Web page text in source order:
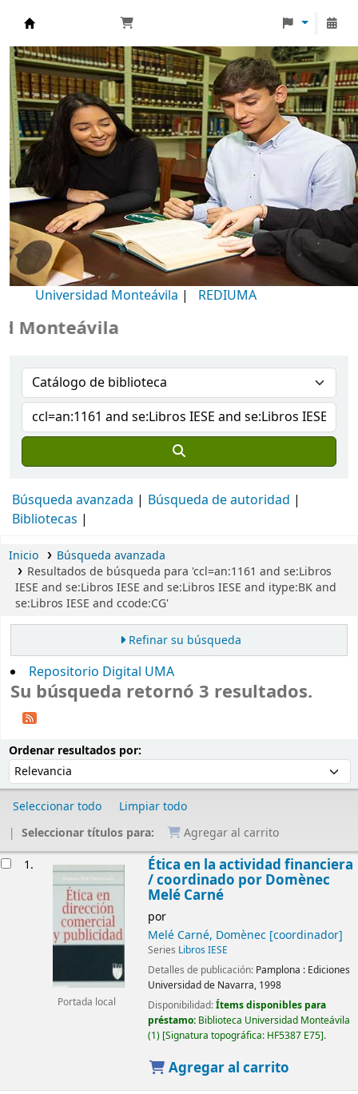
Biblioteca Universidad Monteávila
Universidad Monteávila | REDIUMA
Búsqueda avanzada
Búsqueda de autoridad
Bibliotecas
Inicio
Búsqueda avanzada
Resultados de búsqueda para 'ccl=an:1161 and se:Libros
IESE and se:Libros IESE and se:Libros IESE and itype:BK and
se:Libros IESE and ccode:CG'
Refinar su búsqueda
Repositorio Digital UMA
Su búsqueda retornó 3 resultados.
Ordenar resultados por:
Seleccionar todo
Limpiar todo
Seleccionar títulos para:
Agregar al carrito
1.
Portada local
Ética en la actividad financiera
/coordinado por Domènec
Melé Carné
por
Melé Carné, Domènec[coordinador]
Series Libros IESE
Detalles de publicación: Pamplona : Ediciones
Universidad de Navarra, 1998
Disponibilidad:Ítems disponibles para
préstamo: Biblioteca Universidad Monteávila
(1) Signatura topográfica: HF5387 E75 .
Agregar al carrito